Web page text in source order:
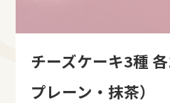
チーズケーキ3種
プレーン・抹茶）